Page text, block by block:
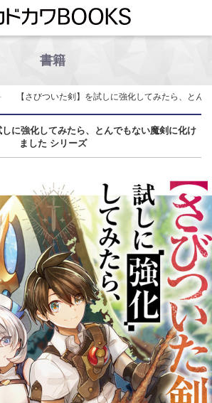
書籍
【さびついた剣】を試しに強化してみたら、とん
しに強化してみたら、とんでもない魔剣に化け
ました シリーズ